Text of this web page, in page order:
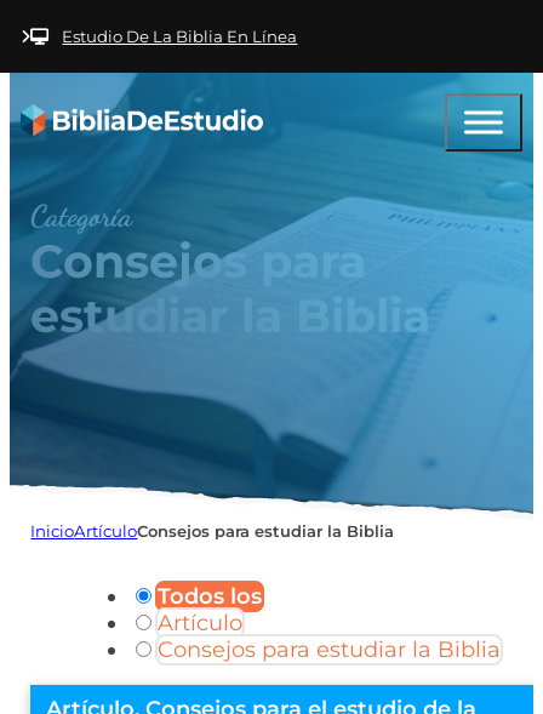
páginaEstudio De La Biblia En Línea
Categoría
Consejos para
estudiar la Biblia
InicioArtículoConsejos para estudiar la Biblia
Todos los
Artículo
Consejos para estudiar la Biblia